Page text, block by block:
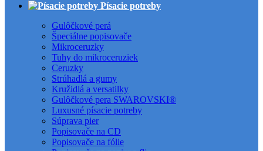
Písacie potreby
Gulôčkové perá
Špeciálne popisovače
Mikroceruzky
Tuhy do mikroceruziek
Ceruzky
Strúhadlá a gumy
Kružidlá a versatilky
Gulôčkové pera SWAROVSKI®
Luxusné písacie potreby
Súprava pier
Popisovače na CD
Popisovače na fólie